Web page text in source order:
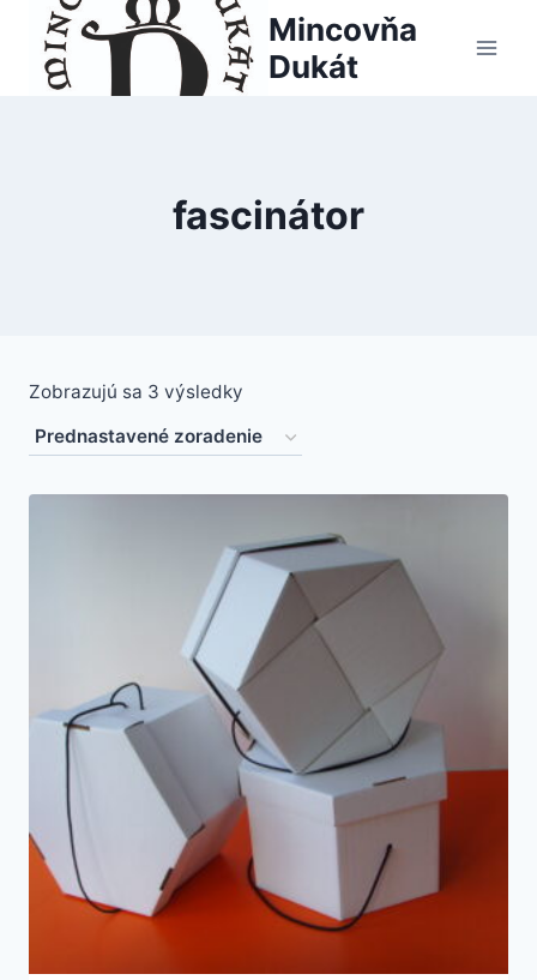
content
Mincovňa
Dukát
fascinátor
Zobrazujú sa 3 výsledky